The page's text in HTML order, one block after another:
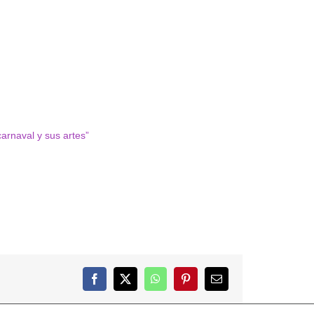
y sus artes”
Facebook
X WhatsAppPinterestCorreo
electrónico